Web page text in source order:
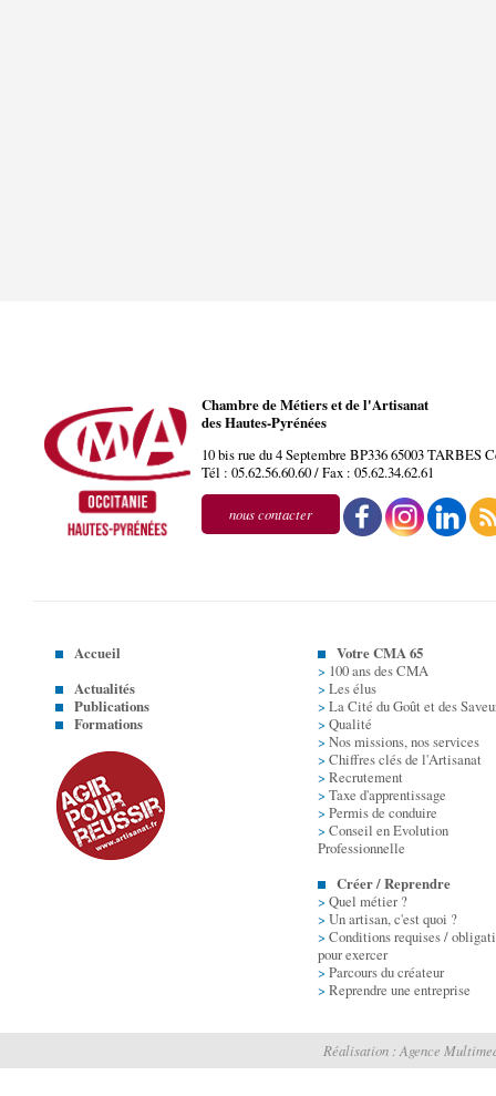
Chambre de Métiers et de l'Artisanat
des Hautes-Pyrénées
10 bis rue du 4 Septembre BP33665003TARBES
Tél : 05.62.56.60.60/ Fax : 05.62.34.62.61
nous contacter
Accueil
Actualités
Publications
Formations
Votre CMA 65
> 100 ans des CMA
> Les élus
> La Cité du Goût et des
> Qualité
> Nos missions, nos services
> Chiffres clés de l'Artisanat
> Recrutement
> Taxe d'apprentissage
> Permis de conduire
> Conseil en Evolution
Professionnelle
Créer / Reprendre
> Quel métier ?
> Un artisan, c'est quoi ?
> Conditions requises /
pour exercer
> Parcours du créateur
> Reprendre une entreprise
Réalisation : Agence